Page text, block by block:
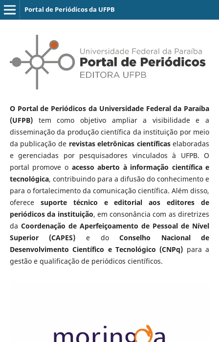
Portal de Periódicos da UFPB
O Portal de Periódicos da Universidade Federal da Paraíba
(UFPB)tem como objetivo ampliar a visibilidade e a
disseminação da produção científica da instituição por meio
da publicação de revistas eletrônicas científicaselaboradas
e gerenciadas por pesquisadores vinculados à UFPB. O
portal promove o acesso aberto à informação científica e
tecnológica, contribuindo para a difusão do conhecimento e
para o fortalecimento da comunicação científica. Além disso,
oferece suporte técnico e editorial aos editores de
periódicos da instituição, em consonância com as diretrizes
da Coordenação de Aperfeiçoamento de Pessoal de Nível
Superior (CAPES) e doConselho Nacional de
Desenvolvimento Científico e Tecnológico (CNPq) para a
gestão e qualificação de periódicos científicos.